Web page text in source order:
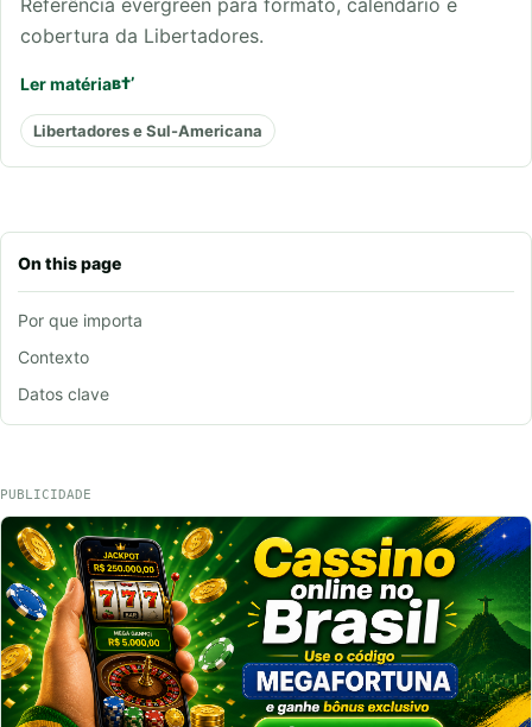
On this page
Por que importa
Contexto
Datos clave
Referência evergreen para formato, calendário e
cobertura da Libertadores.
Ler matéria
Libertadores e Sul-Americana
PUBLICIDADE